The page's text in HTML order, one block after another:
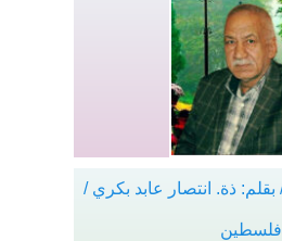
بقلم: ذة. انتصار عابد بكري /
فلسطين